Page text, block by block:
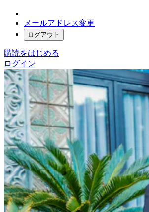
メールアドレス変更
ログアウト
購読をはじめる
ログイン